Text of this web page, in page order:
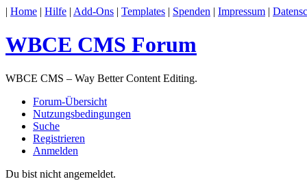
| Home | Hilfe | Add-Ons | Templates | Spenden | Impressum |
WBCE CMS Forum
WBCE CMS – Way Better Content Editing.
Forum-Übersicht
Nutzungsbedingungen
Suche
Registrieren
Anmelden
Du bist nicht angemeldet.